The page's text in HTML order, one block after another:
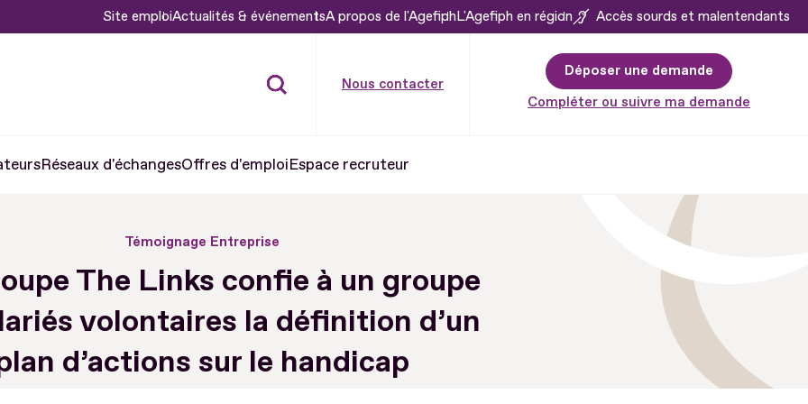
Site emploiActualités & événementsA propos de l'AgefiphL'Agefiph en région Accès sourds et malentendants
Nous contacter
Déposer une demande
Compléter ou suivre ma demande
Réseaux d'échangesOffres d'emploiEspace recruteur
Témoignage Entreprise
The Links confie à un groupe
volontaires la définition d’un
d’actions sur le handicap